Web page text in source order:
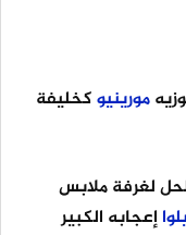
مورينيوكخليفة
لغرفة ملابس
إعجابه الكبير